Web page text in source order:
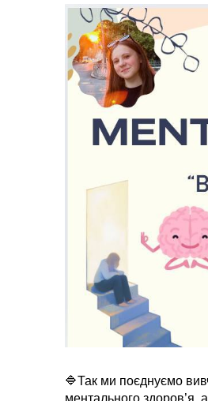
🔷Так ми поєднуємо
ментального здоров’я,